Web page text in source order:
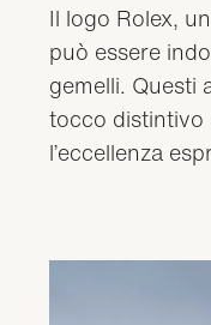
Il logo Rolex,
può essere
gemelli. Questi
tocco distintivo
l’eccellenza